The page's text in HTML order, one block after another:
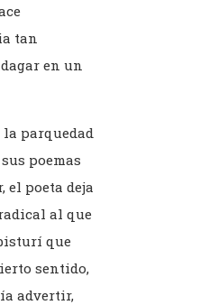
tan
en un
la parquedad
poemas
el poeta deja
al que
que
sentido,
advertir,